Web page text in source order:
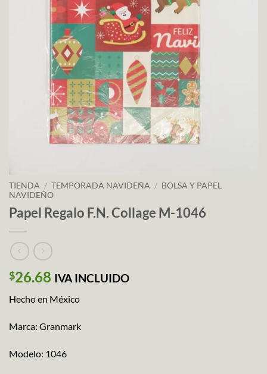
TIENDA / TEMPORADA NAVIDEÑA / BOLSA Y PAPEL
NAVIDEÑO
Papel Regalo F.N. Collage M-1046
$26.68 IVA INCLUIDO
Hecho en México
Marca: Granmark
Modelo: 1046